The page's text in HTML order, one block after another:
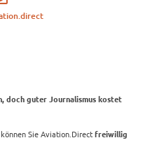
doch guter Journalismus kostet
Sie Aviation.Direct freiwillig